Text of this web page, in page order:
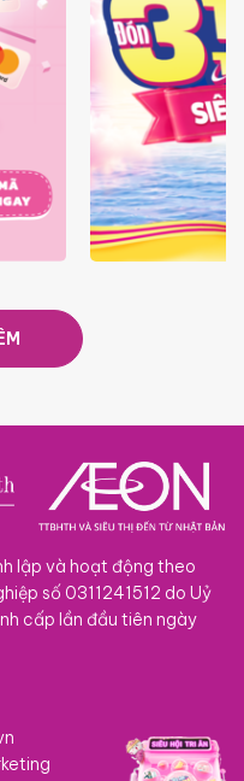
ĐÓN 3
lập và hoạt động theo
số 0311241512 do Uỷ
cấp lần đầu tiên ngày